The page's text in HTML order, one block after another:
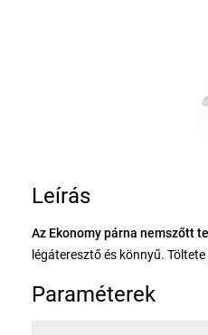
Leírás
Az Ekonomy párna nemszőtt
légáteresztő és könnyű.
Paraméterek